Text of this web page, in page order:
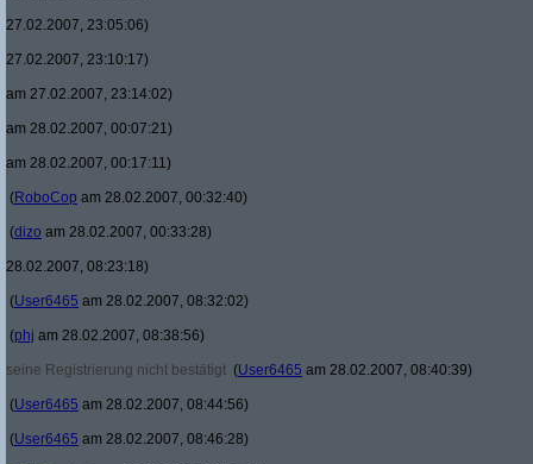
27.02.2007, 23:05:06)
27.02.2007, 23:10:17)
am 27.02.2007, 23:14:02)
am 28.02.2007, 00:07:21)
am 28.02.2007, 00:17:11)
(RoboCop am 28.02.2007, 00:32:40)
(dizo am 28.02.2007, 00:33:28)
28.02.2007, 08:23:18)
(User6465 am 28.02.2007, 08:32:02)
(phj am 28.02.2007, 08:38:56)
seine Registrierung nicht bestätigt (User6465 am 28.02.2007, 08:40:39)
(User6465 am 28.02.2007, 08:44:56)
(User6465 am 28.02.2007, 08:46:28)